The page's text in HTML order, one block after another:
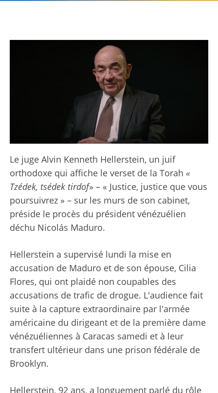
Le juge Alvin Kenneth Hellerstein, un juif
orthodoxe qui affiche le verset de la Torah «
Tzédek, tsédek tirdof» – « Justice, justice que vous
poursuivrez » – sur les murs de son cabinet,
préside le procès du président vénézuélien
déchu Nicolás Maduro.
Hellerstein a supervisé lundi la mise en
accusation de Maduro et de son épouse, Cilia
Flores, qui ont plaidé non coupables des
accusations de trafic de drogue. L'audience fait
suite à la capture extraordinaire par l'armée
américaine du dirigeant et de la première dame
vénézuéliennes à Caracas samedi et à leur
transfert ultérieur dans une prison fédérale de
Brooklyn.
Hellerstein, 92 ans, a longuement parlé du rôle